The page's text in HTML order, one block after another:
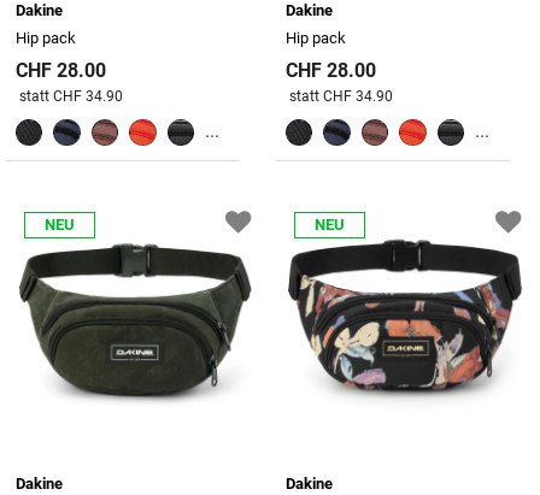
Dakine
Hip pack
CHF 28.00
Preis reduziert von
statt CHF 34.90
...
Dakine
Hip pack
CHF 28.00
Preis reduziert von
statt CHF 34.90
...
NEU
Dakine
NEU
Dakine